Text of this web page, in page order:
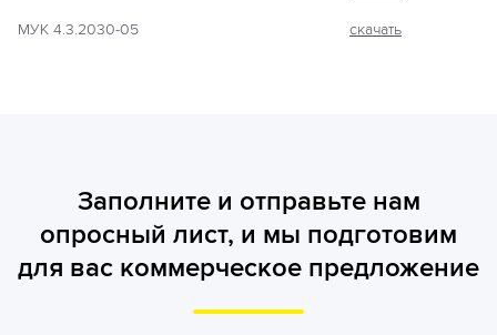
МУК 4.3.2030-05 скачать
Заполните и отправьте нам
опросный лист, и мы подготовим
для вас коммерческое предложение